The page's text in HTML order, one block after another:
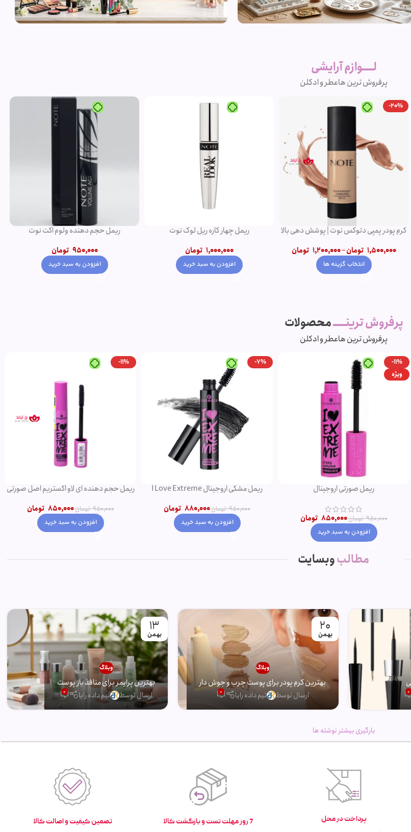
بدلیجات
متنوع
مشاهده
محصولات
مشاهده محصولات
لــــوازم آرایشی
پرفروش ترین هاعطر و ادکلن
-20%
کرم پودر پمپی دتوکس نوت | پوشش دهی بالا
1,500,000 تومان–
1,200,000 تومان
انتخاب گزینه ها
ریمل چهار کاره ریل لوک نوت
1,000,000 تومان
افزودن به سبد خرید
ریمل حجم دهنده ولوم اکت نوت
950,000 تومان
افزودن به سبد خرید
پرفروش ترینـــــمحصولات
پرفروش ترین هاعطر و ادکلن
-11%
ویژه
ریمل صورتی اروجینال
950,000 تومان850,000 تومان
افزودن به سبد خرید
-7%
ریمل مشکی اروجینال I Love Extreme
950,000 تومان880,000 تومان
افزودن به سبد خرید
-11%
ریمل حجم دهنده ای لاو اکستریم اصل صورتی
950,000 تومان850,000 تومان
افزودن به سبد خرید
مطالبوبسایت
0
20
بهمن
وبلاگ
بهترین کرم پودر برای پوست چرب و جوش دار
ارسال توسط تیم داده رایا 0
13
بهمن
وبلاگ
بهترین پرایمر برای منافذ باز پوست
ارسال توسط تیم داده رایا 0
بارگیری بیشتر نوشته ها
پرداخت در محل 7 روز مهلت تست و بازگشت کالا تصمین کیفیت و اصالت کالا